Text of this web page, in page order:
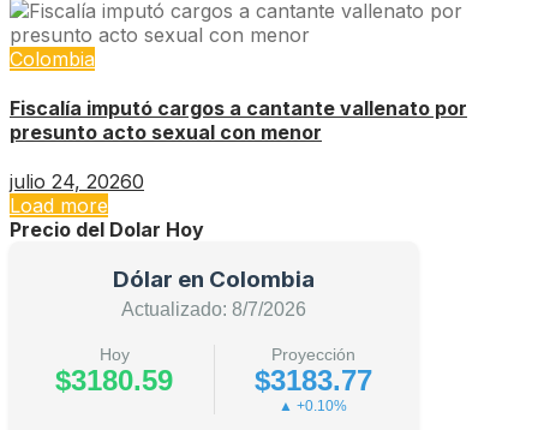
Colombia
Fiscalía imputó cargos a cantante vallenato por
presunto acto sexual con menor
julio 24, 20260
Load more
Precio del Dolar Hoy
Dólar en Colombia
Actualizado: 8/7/2026
Hoy
$3180.59
Proyección
$3183.77
▲ +0.10%